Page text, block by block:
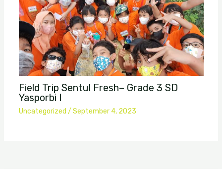
Field Trip Sentul Fresh– Grade 3 SD
Yasporbi I
Uncategorized / September 4, 2023